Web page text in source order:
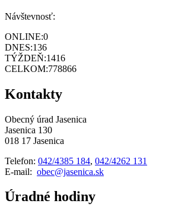
Návštevnosť:
ONLINE:0
DNES:136
TÝŽDEŇ:1416
CELKOM:778866
Kontakty
Obecný úrad Jasenica
Jasenica 130
018 17 Jasenica
Telefon: 042/4385 184, 042/4262 131
E-mail: obec@jasenica.sk
Úradné hodiny